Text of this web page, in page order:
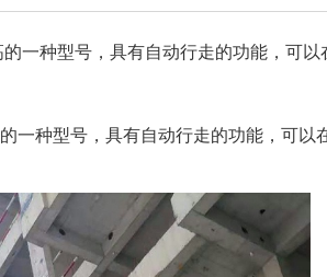
一种型号，具有自动行走的功能，可
一种型号，具有自动行走的功能，可以